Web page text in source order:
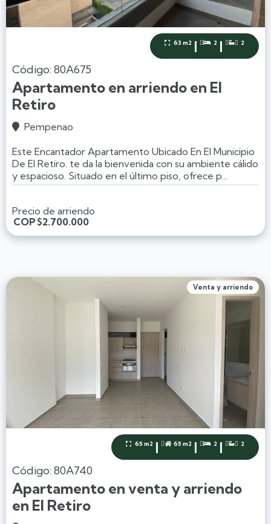
 63 m2 |  2 |  2
Código: 80A675
Apartamento en arriendo en El
Retiro
 Pempenao
Este Encantador Apartamento Ubicado En El Municipio
De El Retiro. te da la bienvenida con su ambiente cálido
y espacioso. Situado en el último piso, ofrece p...
Precio de arriendo
COP$2.700.000
Venta y arriendo
 65 m2 |  65 m2 |  2 |  2
Código: 80A740
Apartamento en venta y arriendo
en El Retiro